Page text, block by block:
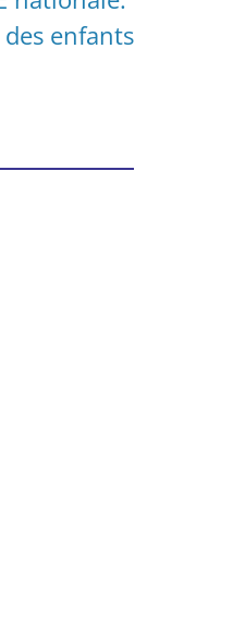
enfants